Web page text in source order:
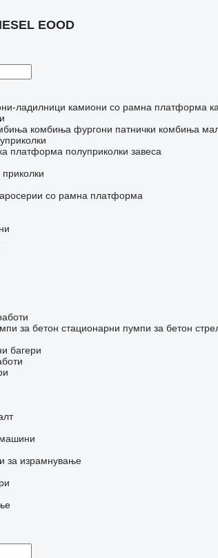
EOOD
ладилници камиони со рамна платформа
комбиња фургони патнички комбиња
платформа полуприколки завеса
со рамна платформа
за бетон стационарни пумпи за бетон
багери
за израмнување